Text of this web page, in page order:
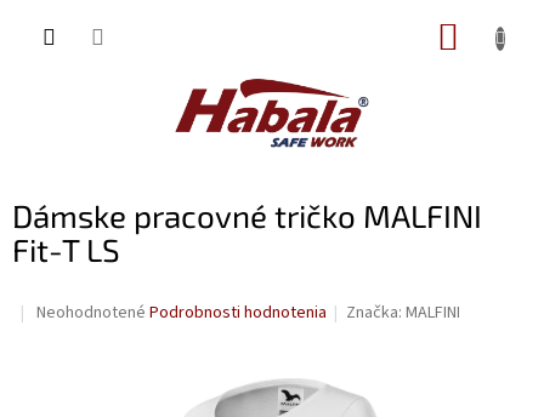
Dámske pracovné tričko MALFINI
Fit-T LS
Priemerné
Neohodnotené Podrobnosti hodnotenia Značka:MALFINI